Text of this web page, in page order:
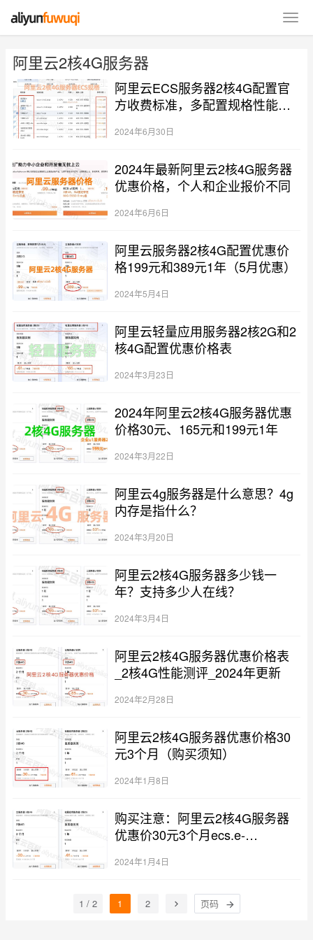
阿里云2核4G服务器
阿里云ECS服务器2核4G配置官
方收费标准，多配置规格性能整
2024年6月30日
2024年最新阿里云2核4G服务器
优惠价格，个人和企业报价不同
2024年6月6日
阿里云服务器2核4G配置优惠价
格199元和389元1年（5月优惠）
2024年5月4日
阿里云轻量应用服务器2核2G和2
核4G配置优惠价格表
2024年3月23日
2024年阿里云2核4G服务器优惠
价格30元、165元和199元1年
2024年3月22日
阿里云4g服务器是什么意思？4g
内存是指什么？
2024年3月20日
阿里云2核4G服务器多少钱一
年？支持多少人在线？
2024年3月4日
阿里云2核4G服务器优惠价格表
_2核4G性能测评_2024年更新
2024年2月28日
阿里云2核4G服务器优惠价格30
元3个月（购买须知）
2024年1月8日
购买注意：阿里云2核4G服务器
优惠价30元3个月ecs.e-
2024年1月4日
1 / 2 1 2